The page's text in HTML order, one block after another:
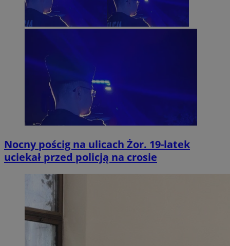
Nocny pościg na ulicach Żor. 19-latek
uciekał przed policją na crosie